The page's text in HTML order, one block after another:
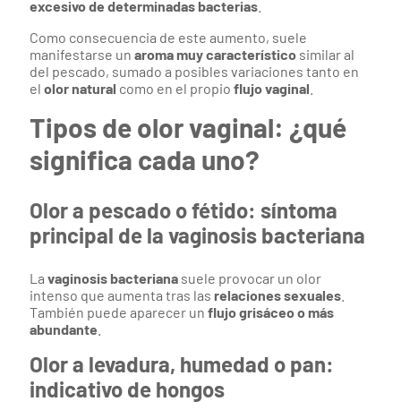
excesivo de determinadas bacterias
Como consecuencia de este aumento, suele
manifestarse un aroma muy característico similar al
del pescado, sumado a posibles variaciones tanto en
el olor natural como en el propio flujo vaginal
Tipos de olor vaginal: ¿qué
significa cada uno?
Olor a pescado o fétido: síntoma
principal de la vaginosis bacteriana
La vaginosis bacteriana suele provocar un olor
intenso que aumenta tras las relaciones sexuales
También puede aparecer un flujo grisáceo o más
abundante
Olor a levadura, humedad o pan:
indicativo de hongos